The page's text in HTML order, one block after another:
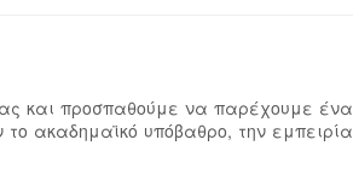
και προσπαθούμε να παρέχουμε ένα
ακαδημαϊκό υπόβαθρο, την εμπειρία